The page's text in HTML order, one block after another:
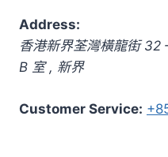
Address:
香港新界荃灣橫龍街 32
B 室, 新界
Customer Service: